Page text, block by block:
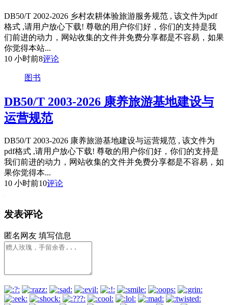
DB50/T 2002-2026 乡村农耕体验旅游服务规范 , 该文件为pdf
格式 ,请用户放心下载! 尊敬的用户你们好，你们的支持是我
们前进的动力，网站收集的文件并免费分享都是不容易，如果
你觉得本站...
10 小时前8评论
图书
DB50/T 2003-2026 康养旅游基地建设与
运营规范
DB50/T 2003-2026 康养旅游基地建设与运营规范 , 该文件为
pdf格式 ,请用户放心下载! 尊敬的用户你们好，你们的支持是
我们前进的动力，网站收集的文件并免费分享都是不容易，如
果你觉得本...
10 小时前10评论
发表评论
匿名网友 填写信息